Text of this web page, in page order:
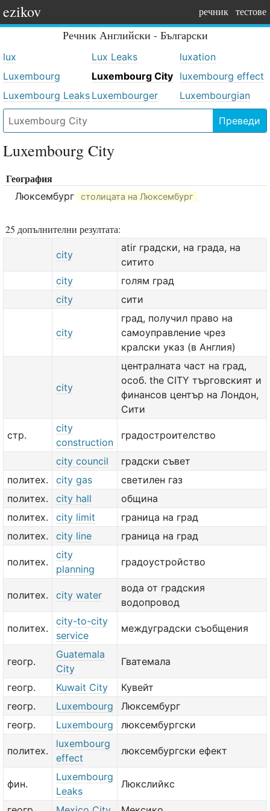
ezikov речник тестове
Речник Английски - Български
lux Lux Leaks
luxation
Luxembourg
Luxembourg City
luxembourg effect
Luxembourg Leaks Luxembourger Luxembourgian
Преведи
Luxembourg City
География
Люксембург столицата на Люксембург
25 допълнителни резултата:
city
atir градски, на града, на
ситито
city
голям град
city
сити
city
град, получил право на
самоуправление чрез
кралски указ (в Англия)
city
централната част на град,
особ. the CITY търговският и
финансов център на Лондон,
Сити
стр.
city
construction
градостроителство
city council
градски съвет
политех.
city gas
светилен газ
политех.
city hall
община
политех.
city limit
граница на град
политех.
city line граница на град
политех.
city
planning
градоустройство
политех. city water
вода от градския
водопровод
политех.
city-to-city
service
междуградски съобщения
геогр.
Guatemala
City
Гватемала
геогр. Kuwait City
Кувейт
геогр.
Luxembourg
Люксембург
геогр.
Luxembourg люксембургски
политех.
luxembourg
effect
люксембургски ефект
фин.
Luxembourg
Leaks
Люкслийкс